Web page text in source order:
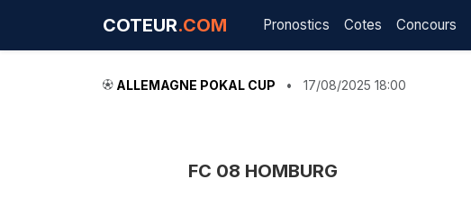
COTEUR.COM Pronostics Cotes Concours
ALLEMAGNE POKAL CUP • 17/08/2025 18:00
FC 08 HOMBURG